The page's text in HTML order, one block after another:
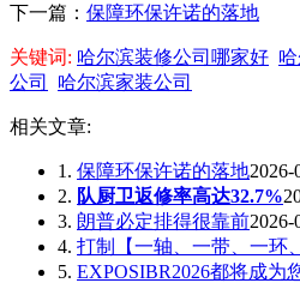
下一篇： 保障环保许诺的落地
关键词: 哈尔滨装修公司哪家好
公司
哈尔滨家装公司
相关文章:
1. 保障环保许诺的落地2026-
2. 队厨卫返修率高达32.7%
3. 朗普必定排得很靠前2026-
4. 打制【一轴、一带、一环
5. EXPOSIBR2026都将成为